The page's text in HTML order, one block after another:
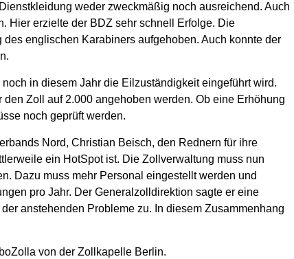
weder zweckmäßig noch ausreichend. Auch
Hier erzielte der BDZ sehr schnell Erfolge. Die
englischen Karabiners aufgehoben. Auch konnte der
in diesem Jahr die Eilzuständigkeit eingeführt wird.
Zoll auf 2.000 angehoben werden. Ob eine Erhöhung
noch geprüft werden.
Nord, Christian Beisch, den Rednern für ihre
ein HotSpot ist. Die Zollverwaltung muss nun
Dazu muss mehr Personal eingestellt werden und
pro Jahr. Der Generalzolldirektion sagte er eine
anstehenden Probleme zu. In diesem Zusammenhang
von der Zollkapelle Berlin.